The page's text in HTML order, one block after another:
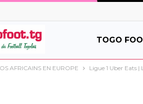
TOGO
AFRICAINS EN EUROPE Ligue 1 Uber Eats |